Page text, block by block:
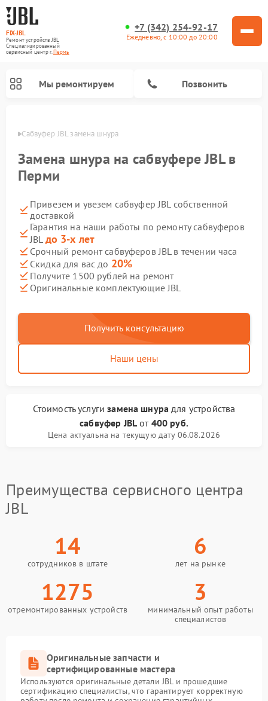
FIX-JBL
Ремонт устройств JBL
Специализированный
cервисный центр г.Пермь
+7 (342) 254-92-17
Ежедневно, с 10:00 до 20:00
Мы ремонтируем Позвонить
Сабвуфер JBL замена шнура
Замена шнура на сабвуфере JBL в
Перми
Привезем и увезем сабвуфер JBL собственной
доставкой
Гарантия на наши работы по ремонту сабвуферов
JBL до 3-х лет
Срочный ремонт сабвуферов JBL в течении часа
Скидка для вас до 20%
Получите 1500 рублей на ремонт
Оригинальные комплектующие JBL
Получить консультацию
Наши цены
Стоимость услугизамена шнура для устройства
сабвуфер JBL от 400 руб.
Цена актуальна на текущую дату 06.08.2026
Преимущества сервисного центра
JBL
14
сотрудников в штате
6
лет на рынке
1275
отремонтированных устройств
3
минимальный опыт работы
специалистов
Оригинальные запчасти и
сертифицированные мастера
Используются оригинальные детали JBL и прошедшие
сертификацию специалисты, что гарантирует корректную